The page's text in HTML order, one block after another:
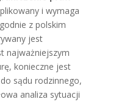
i wymaga
z polskim
jest
najważniejszym
konieczne jest
sądu rodzinnego,
analiza sytuacji